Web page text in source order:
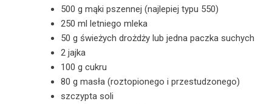
500 g mąki pszennej (najlepiej typu 550)
250 ml letniego mleka
50 g świeżych drożdży lub jedna paczka suchych
2 jajka
100 g cukru
80 g masła (roztopionego i przestudzonego)
szczypta soli